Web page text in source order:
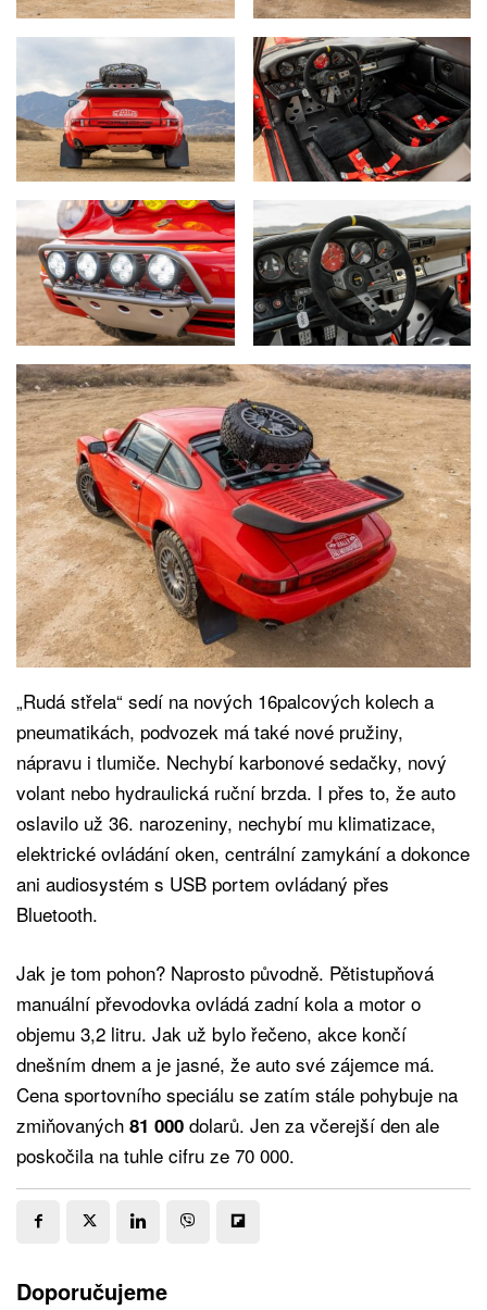
„Rudá střela“ sedí na nových 16palcových kolech a
pneumatikách, podvozek má také nové pružiny,
nápravu i tlumiče. Nechybí karbonové sedačky, nový
volant nebo hydraulická ruční brzda. I přes to, že auto
oslavilo už 36. narozeniny, nechybí mu klimatizace,
elektrické ovládání oken, centrální zamykání a dokonce
ani audiosystém s USB portem ovládaný přes
Bluetooth.
Jak je tom pohon? Naprosto původně. Pětistupňová
manuální převodovka ovládá zadní kola a motor o
objemu 3,2 litru. Jak už bylo řečeno, akce končí
dnešním dnem a je jasné, že auto své zájemce má.
Cena sportovního speciálu se zatím stále pohybuje na
zmiňovaných 81 000 dolarů. Jen za včerejší den ale
poskočila na tuhle cifru ze 70 000.
Doporučujeme